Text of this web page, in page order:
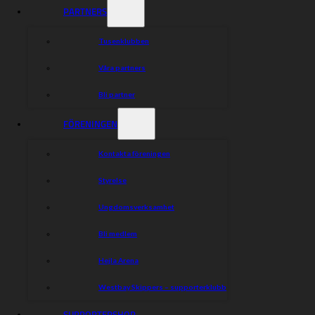
PARTNERS
Tusenklubben
Våra partners
Bli partner
FÖRENINGEN
Kontakta föreningen
Styrelse
Ungdomsverksamhet
Bli medlem
Hejla Arena
Westbay Skippers – supporterklubb
Tarasenko.
Vadim får ingångssnittet 1,254
Jaimon Lidsey 1,250
Linus Sundström 1,192
Noel Wahlqvist 0,500